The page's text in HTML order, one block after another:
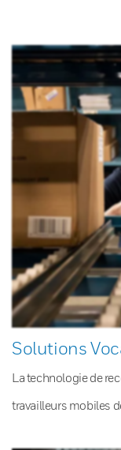
Solutions
La technologie de
travailleurs mobiles